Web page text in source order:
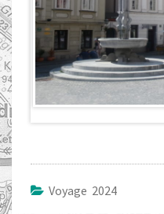
Voyage 2024